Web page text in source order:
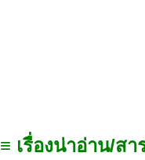
≡ เรื่องน่าอ่าน/สา